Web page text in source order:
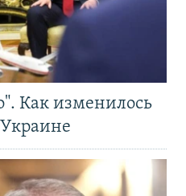
Как изменилось